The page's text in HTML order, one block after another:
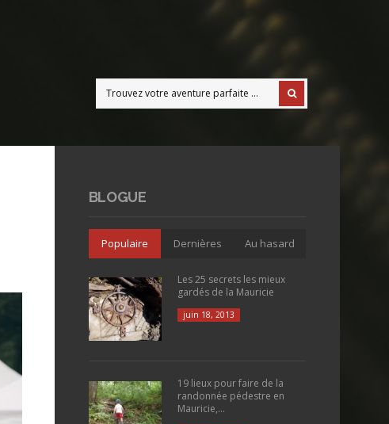
BLOGUE
Populaire Dernières Au hasard
Les 25 secrets les mieux
gardés de la Mauricie
juin 18, 2013
19 lieux pour faire de la
randonnée pédestre en
Mauricie,...